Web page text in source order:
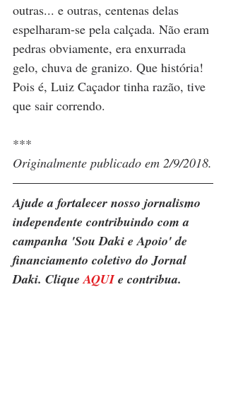
outras... e outras, centenas delas
espelharam-se pela calçada. Não eram
pedras obviamente, era enxurrada
gelo, chuva de granizo. Que história!
Pois é, Luiz Caçador tinha razão, tive
que sair correndo.
***
Originalmente publicado em 2/9/2018.
Ajude a fortalecer nosso jornalismo
independente contribuindo com a
campanha 'Sou Daki e Apoio' de
financiamento coletivo do Jornal
Daki. Clique AQUI e contribua.